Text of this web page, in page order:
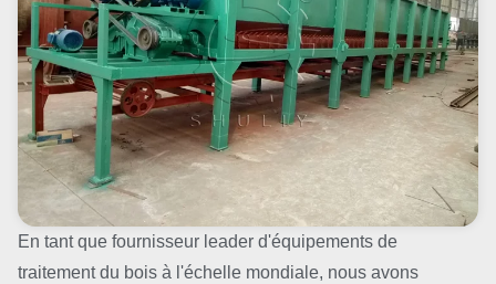
En tant que fournisseur leader d'équipements de
traitement du bois à l'échelle mondiale, nous avons